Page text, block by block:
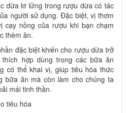
dừa lơ lửng trong rượu dừa có tác
người sử dụng. Đặc biệt, vị thơm
cay nồng của rượu khi bạn chạm
thèm ăn.
đặc biệt khiến cho rượu dừa trở
hợp dùng trong các bữa ăn
có thể khai vị, giúp tiêu hóa thức
bữa ăn mà còn làm cho chúng ta
mái tinh thần.
tiêu hóa